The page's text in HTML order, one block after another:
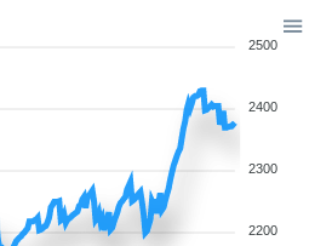
2500
2400
2300
2200